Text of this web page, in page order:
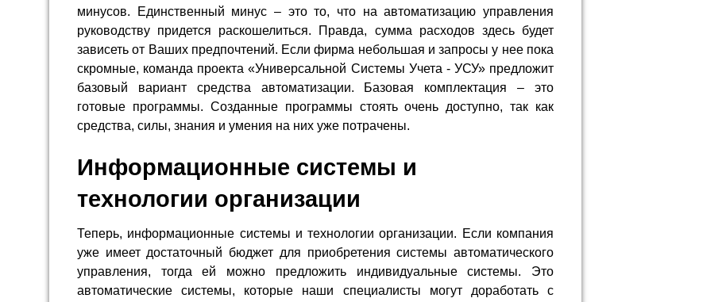
минусов. Единственный минус – это то, что на автоматизацию управления
руководству придется раскошелиться. Правда, сумма расходов здесь будет
зависеть от Ваших предпочтений. Если фирма небольшая и запросы у нее пока
скромные, команда проекта «Универсальной Системы Учета - УСУ» предложит
базовый вариант средства автоматизации. Базовая комплектация – это
готовые программы. Созданные программы стоять очень доступно, так как
средства, силы, знания и умения на них уже потрачены.
Информационные системы и
технологии организации
Теперь, информационные системы и технологии организации. Если компания
уже имеет достаточный бюджет для приобретения системы автоматического
управления, тогда ей можно предложить индивидуальные системы. Это
автоматические системы, которые наши специалисты могут доработать с